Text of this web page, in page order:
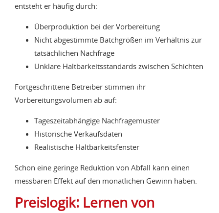
entsteht er häufig durch:
Überproduktion bei der Vorbereitung
Nicht abgestimmte Batchgrößen im Verhältnis zur
tatsächlichen Nachfrage
Unklare Haltbarkeitsstandards zwischen Schichten
Fortgeschrittene Betreiber stimmen ihr
Vorbereitungsvolumen ab auf:
Tageszeitabhängige Nachfragemuster
Historische Verkaufsdaten
Realistische Haltbarkeitsfenster
Schon eine geringe Reduktion von Abfall kann einen
messbaren Effekt auf den monatlichen Gewinn haben.
Preislogik: Lernen von